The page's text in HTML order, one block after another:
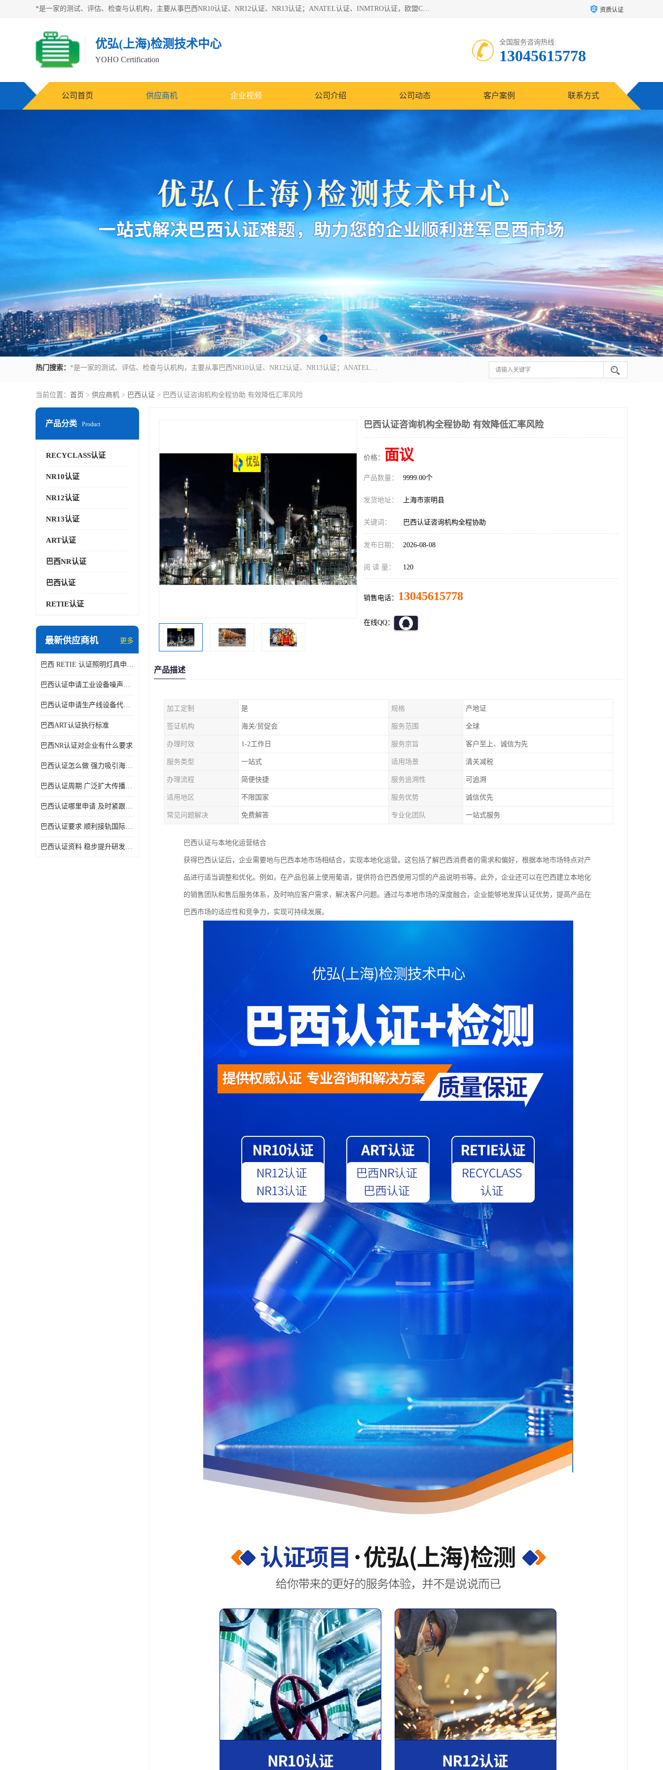
*是一家的测试、评估、检查与认机构，主要从事巴西NR10认证、NR12认证、NR13认证；ANATEL认证、INMTRO认证，欧盟CE认证：MD认证，PED认证，MID认证，ATEX认证，德国蓝色天使认证。 资质认证
优弘(上海)检测技术中心
YOHO Certification
全国服务咨询热线:
13045615778
公司首页 供应商机 企业视频 公司介绍 公司动态 客户案例 联系方式
热门搜索： *是一家的测试、评估、检查与认机构，主要从事巴西NR10认证、NR12认证、NR13认证；ANATEL认证、INMTRO认证，欧盟CE认证：MD认证，PED认证，MID认证，ATEX认证，德国蓝色天使认证。
当前位置： 首页 > 供应商机 > 巴西认证 > 巴西认证咨询机构全程协助 有效降低汇率风险
产品分类 Product
RECYCLASS认证
NR10认证
NR12认证
NR13认证
ART认证
巴西NR认证
巴西认证
RETIE认证
最新供应商机 更多
巴西 RETIE 认证照明灯具申请 RETIE 认证
巴西认证申请工业设备噪声控制认证规范
巴西认证申请生产线设备代理机构选择
巴西ART认证执行标准
巴西NR认证对企业有什么要求
巴西认证怎么做 强力吸引海外投资
巴西认证周期 广泛扩大传播范围
巴西认证哪里申请 及时紧跟法规变化
巴西认证要求 顺利接轨国际规范
巴西认证资料 稳步提升研发能力
巴西认证咨询机构全程协助 有效降低汇率风险
价格： 面议
产品数量： 9999.00个
发货地址： 上海市崇明县
关键词： 巴西认证咨询机构全程协助
发布日期： 2026-08-08
阅 读 量： 120
销售电话： 13045615778
在线QQ：
产品描述
加工定制 是 规格 产地证
签证机构 海关/贸促会 服务范围 全球
办理时效 1-2工作日 服务宗旨 客户至上、诚信为先
服务类型 一站式 适用场景 清关减税
办理流程 简便快捷 服务追溯性 可追溯
适用地区 不限国家 服务优势 诚信优先
常见问题解决 免费解答 专业化团队 一站式服务
巴西认证与本地化运营结合
获得巴西认证后，企业需要地与巴西本地市场相结合，实现本地化运营。这包括了解巴西消费者的需求和偏好，根据本地市场特点对产
品进行适当调整和优化。例如，在产品包装上使用葡语，提供符合巴西使用习惯的产品说明书等。此外，企业还可以在巴西建立本地化
的销售团队和售后服务体系，及时响应客户需求，解决客户问题。通过与本地市场的深度融合，企业能够地发挥认证优势，提高产品在
巴西市场的适应性和竞争力，实现可持续发展。